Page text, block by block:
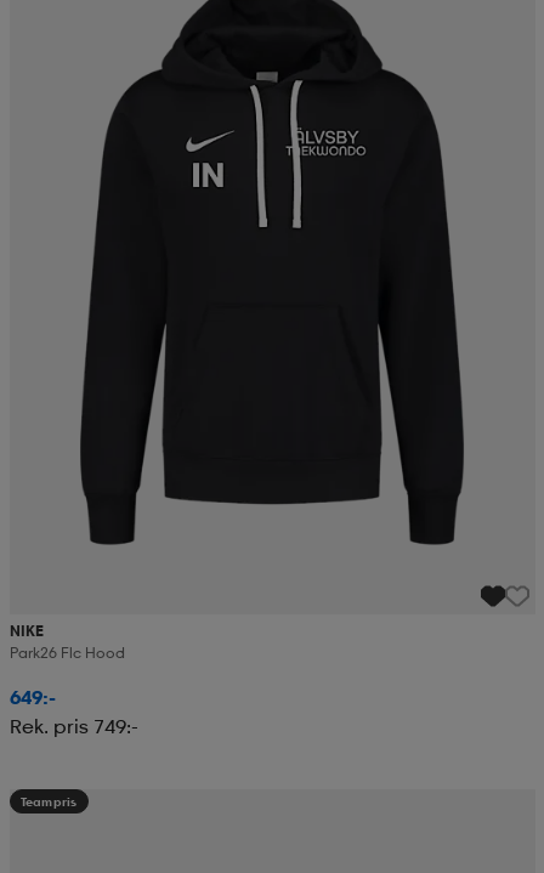
NIKE
Park26 Flc Hood
649:-
Rek. pris 749:-
Teampris